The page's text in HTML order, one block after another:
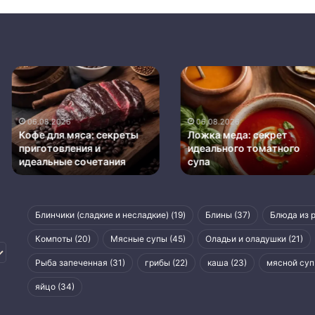
Ложка
меда:
секрет
идеального
томатного
супа
06.08.2026
Ложка меда: секрет
идеального томатного
супа
Как
выбрать
и
хранить
качественное
оливковое
масло
06.08.2026
Как
масло
Блинчики (сладкие и несладкие) (19) Блины (37) Блюда из
Компоты (20) Мясные супы (45) Оладьи и оладушки(21)
Рыба запеченная (31) грибы (22) каша (23) мясной суп
яйцо(34)